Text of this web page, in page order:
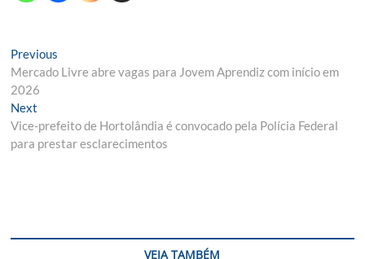
Navegação
de
Post
Previous
post:
Mercado Livre abre vagas para Jovem Aprendiz com início em
2026
Next
post:
Vice-prefeito de Hortolândia é convocado pela Polícia Federal
para prestar esclarecimentos
VEJA TAMBÉM